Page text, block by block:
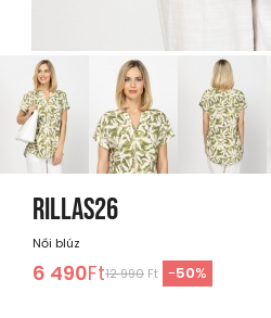
RILLAS26
Női blúz
6 490Ft12 990 Ft -50%